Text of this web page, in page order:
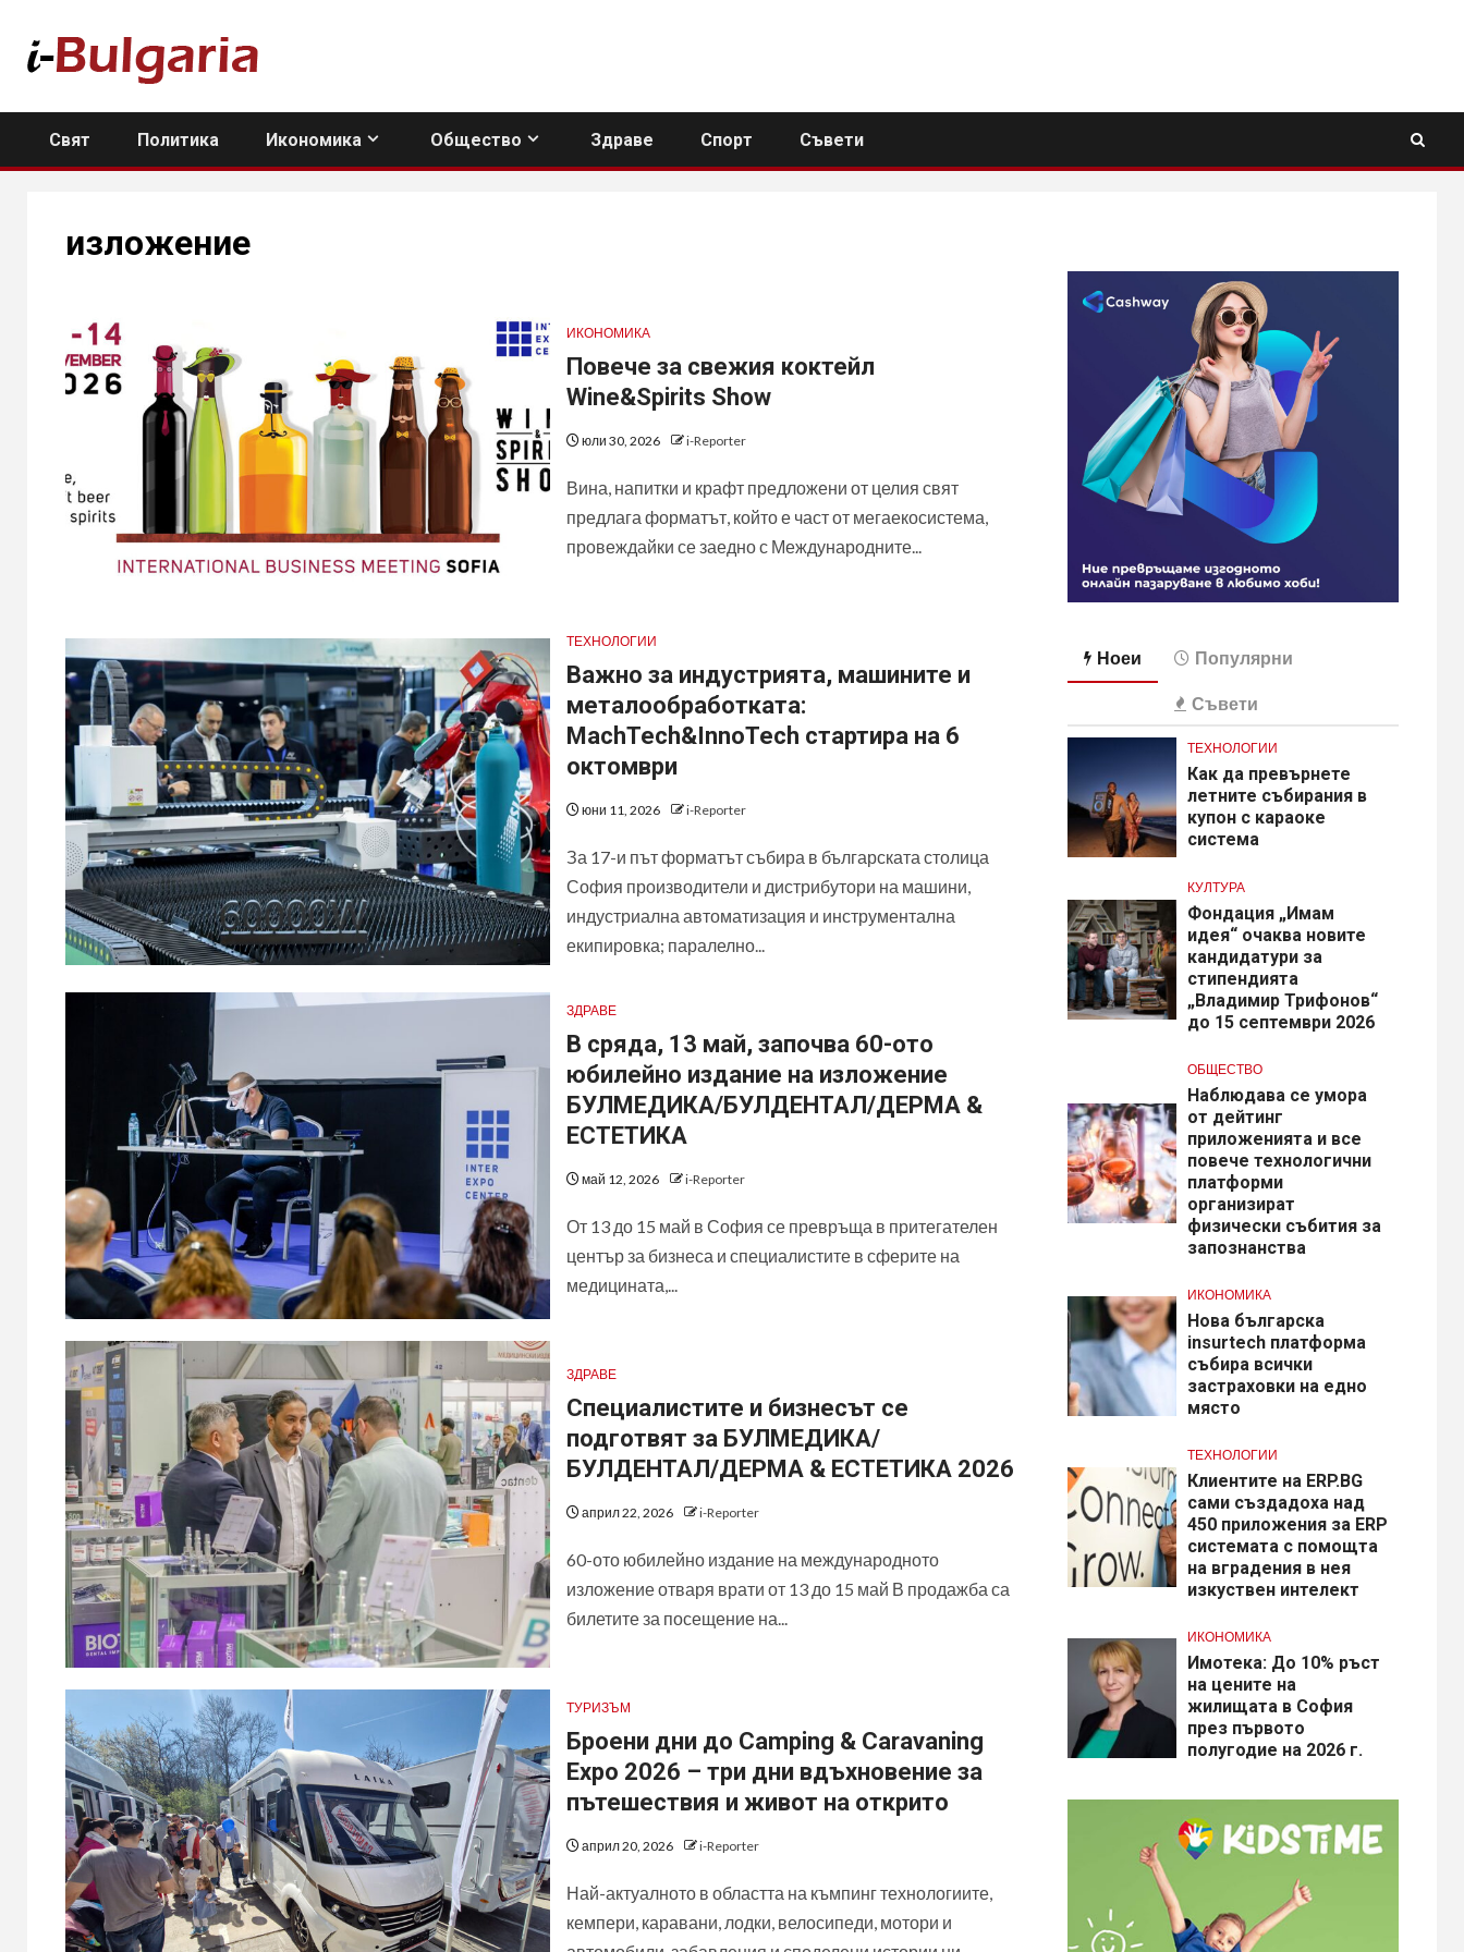
content
Свят Политика Икономика Общество Здраве Спорт Съвети
изложение
ИКОНОМИКА
Повече за свежия коктейл
Wine&Spirits Show
юли 30, 2026 i-Reporter
Вина, напитки и крафт предложени от целия свят
предлага форматът, който е част от мегаекосистема,
провеждайки се заедно с Международните...
ТЕХНОЛОГИИ
Важно за индустрията, машините и
металообработката:
MachTech&InnoTech стартира на 6
октомври
юни 11, 2026 i-Reporter
За 17-и път форматът събира в българската столица
София производители и дистрибутори на машини,
индустриална автоматизация и инструментална
екипировка; паралелно...
ЗДРАВЕ
В сряда, 13 май, започва 60-ото
юбилейно издание на изложение
БУЛМЕДИКА/БУЛДЕНТАЛ/ДЕРМА &
ЕСТЕТИКА
май 12, 2026 i-Reporter
От 13 до 15 май в София се превръща в притегателен
център за бизнеса и специалистите в сферите на
медицината,...
ЗДРАВЕ
Специалистите и бизнесът се
подготвят за БУЛМЕДИКА/
БУЛДЕНТАЛ/ДЕРМА & ЕСТЕТИКА 2026
април 22, 2026 i-Reporter
60-ото юбилейно издание на международното
изложение отваря врати от 13 до 15 май В продажба са
билетите за посещение на...
ТУРИЗЪМ
Броени дни до Camping & Caravaning
Expo 2026 – три дни вдъхновение за
пътешествия и живот на открито
април 20, 2026 i-Reporter
Най-актуалното в областта на къмпинг технологиите,
кемпери, каравани, лодки, велосипеди, мотори и
Ноеи Популярни
Съвети
ТЕХНОЛОГИИ
Как да превърнете
летните събирания в
купон с караоке
система
КУЛТУРА
Фондация „Имам
идея“ очаква новите
кандидатури за
стипендията
„Владимир Трифонов“
до 15 септември 2026
ОБЩЕСТВО
Наблюдава се умора
от дейтинг
приложенията и все
повече технологични
платформи
организират
физически събития за
запознанства
ИКОНОМИКА
Нова българска
insurtech платформа
събира всички
застраховки на едно
място
ТЕХНОЛОГИИ
Клиентите на ERP.BG
сами създадоха над
450 приложения за ERP
системата с помощта
на вградения в нея
изкуствен интелект
ИКОНОМИКА
Имотека: До 10% ръст
на цените на
жилищата в София
през първото
полугодие на 2026 г.